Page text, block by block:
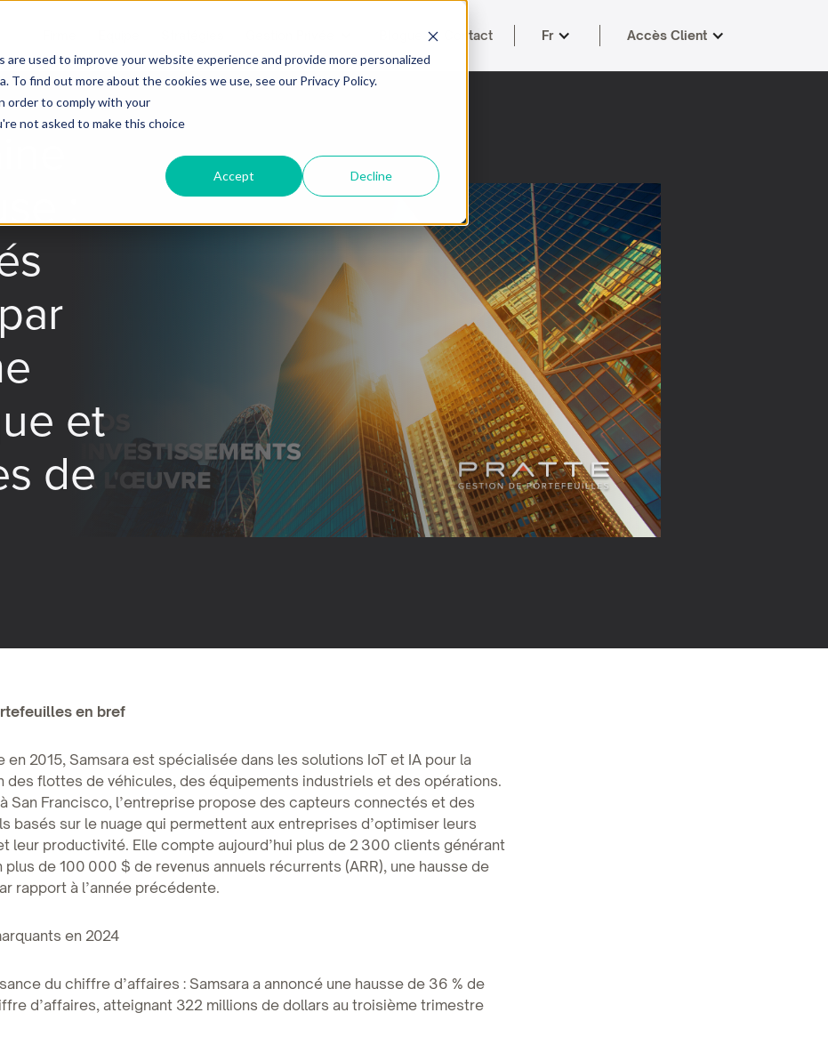
used to improve your website experience and provide more personalized
find out more about the cookies we use, see our Privacy Policy.
order to comply with your
not asked to make this choice
Accept Decline
Contact Fr Accès Client
:
et
de
en bref
en 2015, Samsara est spécialisée dans les solutions IoT et IA pour la
des flottes de véhicules, des équipements industriels et des opérations.
San Francisco, l’entreprise propose des capteurs connectés et des
basés sur le nuage qui permettent aux entreprises d’optimiser leurs
leur productivité. Elle compte aujourd’hui plus de 2 300 clients générant
plus de 100 000 $ de revenus annuels récurrents (ARR), une hausse de
rapport à l’année précédente.
en 2024
du chiffre d’affaires : Samsara a annoncé une hausse de 36 % de
d’affaires, atteignant 322 millions de dollars au troisième trimestre